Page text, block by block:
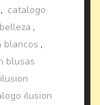
, catalogo
,
blancos ,
blusas
ilusion